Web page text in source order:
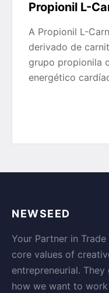
Propionil L-
A Propionil L-
derivado de
grupo propionila
energético
NEWSEED
Your Partner in
core values of
entrepreneurial.
how we want to